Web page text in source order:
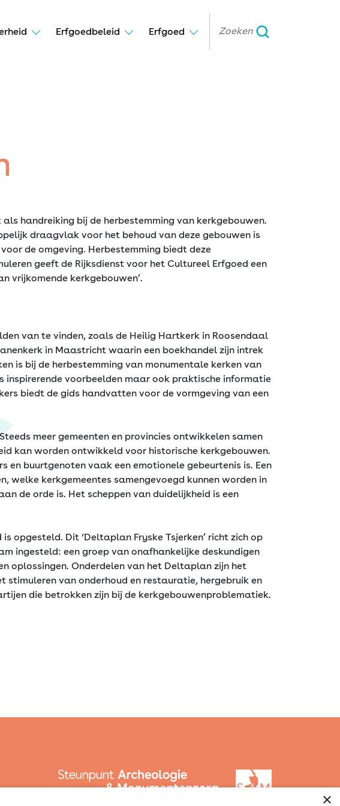
Erfgoedbeleid Erfgoed
handreiking bij de herbestemming van kerkgebouwen.
draagvlak voor het behoud van deze gebouwen is
de omgeving. Herbestemming biedt deze
geeft de Rijksdienst voor het Cultureel Erfgoed een
vrijkomende kerkgebouwen’.
van te vinden, zoals de Heilig Hartkerk in Roosendaal
in Maastricht waarin een boekhandel zijn intrek
is bij de herbestemming van monumentale kerken van
inspirerende voorbeelden maar ook praktische informatie
biedt de gids handvatten voor de vormgeving van een
meer gemeenten en provincies ontwikkelen samen
kan worden ontwikkeld voor historische kerkgebouwen.
buurtgenoten vaak een emotionele gebeurtenis is. Een
welke kerkgemeentes samengevoegd kunnen worden in
de orde is. Het scheppen van duidelijkheid is een
opgesteld. Dit ‘Deltaplan Fryske Tsjerken’ richt zich op
ingesteld: een groep van onafhankelijke deskundigen
oplossingen. Onderdelen van het Deltaplan zijn het
stimuleren van onderhoud en restauratie, hergebruik en
die betrokken zijn bij de kerkgebouwenproblematiek.
×